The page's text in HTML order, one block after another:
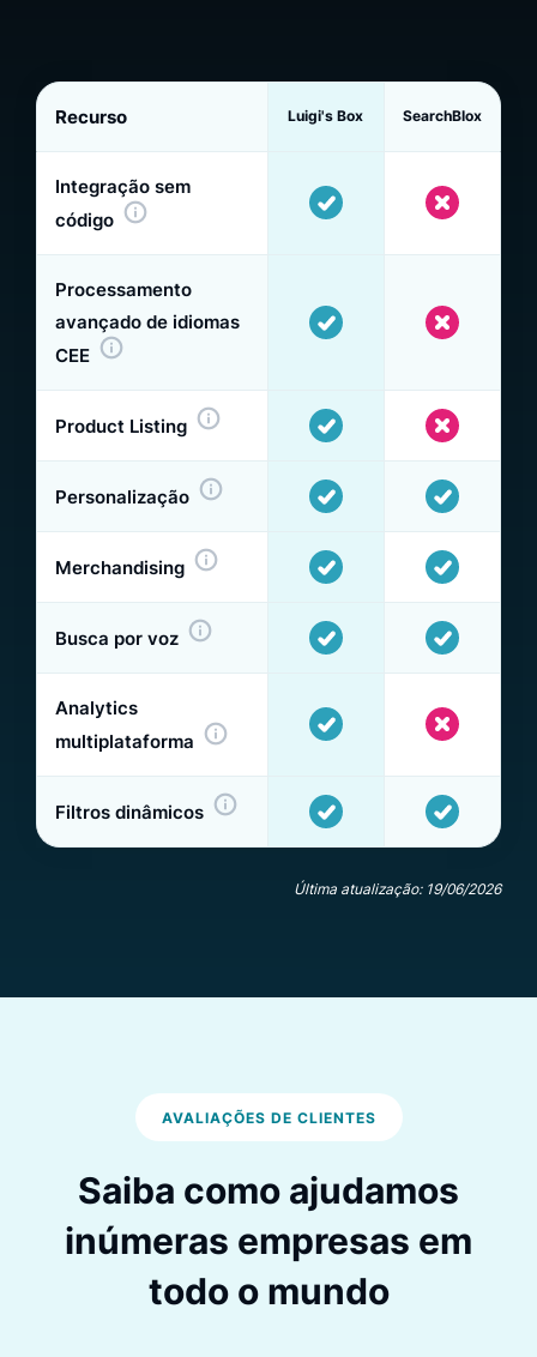
Recurso Luigi's Box SearchBlox
Integração sem
código
Processamento
avançado de idiomas
CEE
Product Listing
Personalização
Merchandising
Busca por voz
Analytics
multiplataforma
Filtros dinâmicos
Última atualização: 19/06/2026
AVALIAÇÕES DE CLIENTES
Saiba como ajudamos
inúmeras empresas em
todo o mundo